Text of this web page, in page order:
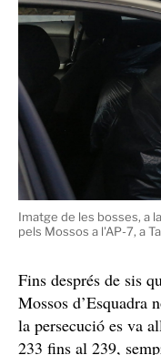
Imatge de les bosses, a
pels Mossos a l'AP-7, a
Fins després de sis
Mossos d’Esquadra
la persecució es va
233 fins al 239,